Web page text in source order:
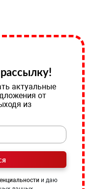
актуальные
от
из
и даю